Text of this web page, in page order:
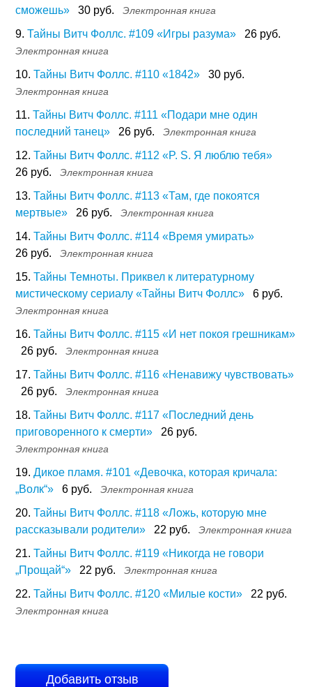
сможешь»
30 руб. Электронная книга
9. Тайны Витч Фоллс. #109 «Игры разума» 26 руб.
Электронная книга
10. Тайны Витч Фоллс. #110 «1842» 30 руб.
Электронная книга
11. Тайны Витч Фоллс. #111 «Подари мне один
последний танец»
26 руб. Электронная книга
12. Тайны Витч Фоллс. #112 «P. S. Я люблю тебя»
26 руб.
Электронная книга
13. Тайны Витч Фоллс. #113 «Там, где покоятся
мертвые»
26 руб. Электронная книга
14. Тайны Витч Фоллс. #114 «Время умирать»
26 руб.
Электронная книга
15. Тайны Темноты. Приквел к литературному
мистическому сериалу «Тайны Витч Фоллс»
6 руб.
Электронная книга
16. Тайны Витч Фоллс. #115 «И нет покоя грешникам»
26 руб.
Электронная книга
17. Тайны Витч Фоллс. #116 «Ненавижу чувствовать»
26 руб.
Электронная книга
18. Тайны Витч Фоллс. #117 «Последний день
приговоренного к смерти»
26 руб.
Электронная книга
19. Дикое пламя. #101 «Девочка, которая кричала:
„Волк“»
6 руб. Электронная книга
20. Тайны Витч Фоллс. #118 «Ложь, которую мне
рассказывали родители»
22 руб. Электронная книга
21. Тайны Витч Фоллс. #119 «Никогда не говори
„Прощай“»
22 руб. Электронная книга
22. Тайны Витч Фоллс. #120 «Милые кости» 22 руб.
Электронная книга
Добавить отзыв